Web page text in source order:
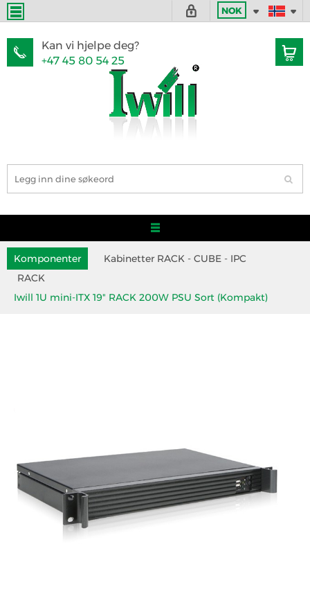
NOK
Kan vi hjelpe deg?
+47 45 80 54 25
Komponenter
Kabinetter RACK - CUBE - IPC
RACK
Iwill 1U mini-ITX 19" RACK 200W PSU Sort (Kompakt)